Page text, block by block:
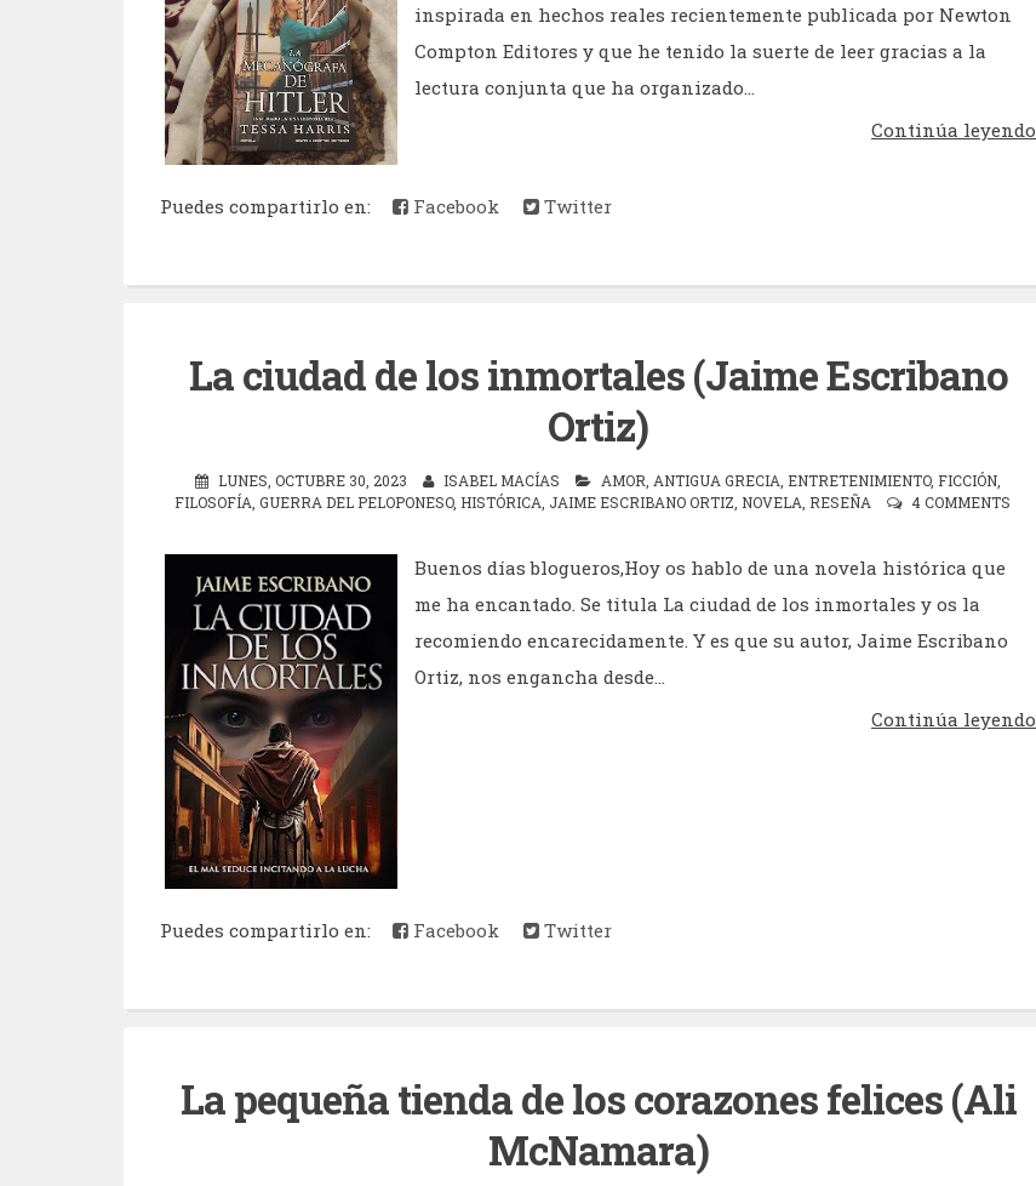
inspirada en hechos reales recientemente publicada por Newton
Compton Editores y que he tenido la suerte de leer gracias a la
lectura conjunta que ha organizado...
Continúa leyendo
Puedes compartirlo en: Facebook Twitter
La ciudad de los inmortales (Jaime Escribano
Ortiz)
LUNES, OCTUBRE 30, 2023 ISABEL MACÍAS AMOR ANTIGUA GRECIA ENTRETENIMIENTO, FICCIÓN
FILOSOFÍA GUERRA DEL PELOPONESO, HISTÓRICA JAIME ESCRIBANO ORTIZ NOVELA RESEÑA 4 COMMENTS
Buenos días blogueros,Hoy os hablo de una novela histórica que
me ha encantado. Se titula La ciudad de los inmortales y os la
recomiendo encarecidamente. Y es que su autor, Jaime Escribano
Ortiz, nos engancha desde...
Continúa leyendo
Puedes compartirlo en: Facebook Twitter
La pequeña tienda de los corazones felices (Ali
McNamara)